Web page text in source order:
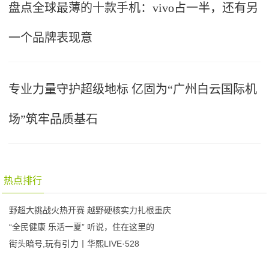
盘点全球最薄的十款手机：vivo占一半，还有另
一个品牌表现意
专业力量守护超级地标 亿固为“广州白云国际机
场”筑牢品质基石
热点排行
野超大挑战火热开赛 越野硬核实力扎根重庆
“全民健康 乐活一夏” 听说，住在这里的
街头暗号,玩有引力丨华熙LIVE·528